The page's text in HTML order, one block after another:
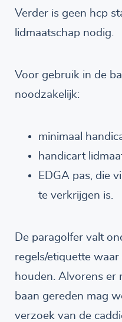
Verder is geen hcp
lidmaatschap nodig.
Voor gebruik in de
noodzakelijk:
minimaal
handicart
EDGA pas, die
te verkrijgen is.
De paragolfer valt
regels/etiquette
houden. Alvorens er
baan gereden mag
verzoek van de